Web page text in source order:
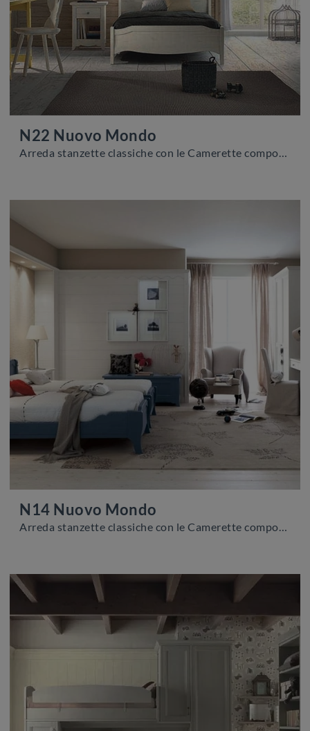
N22 Nuovo Mondo
Arreda stanzette classiche con le Camerette componibili Scandola! Il modello N22 Nuovo Mondo in legno è per ragazzi.
N14 Nuovo Mondo
Arreda stanzette classiche con le Camerette componibili Scandola! Il modello N14 Nuovo Mondo in legno è per bambini.